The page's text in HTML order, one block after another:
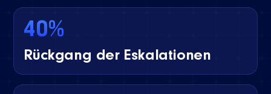
40%
Rückgang der Eskalationen